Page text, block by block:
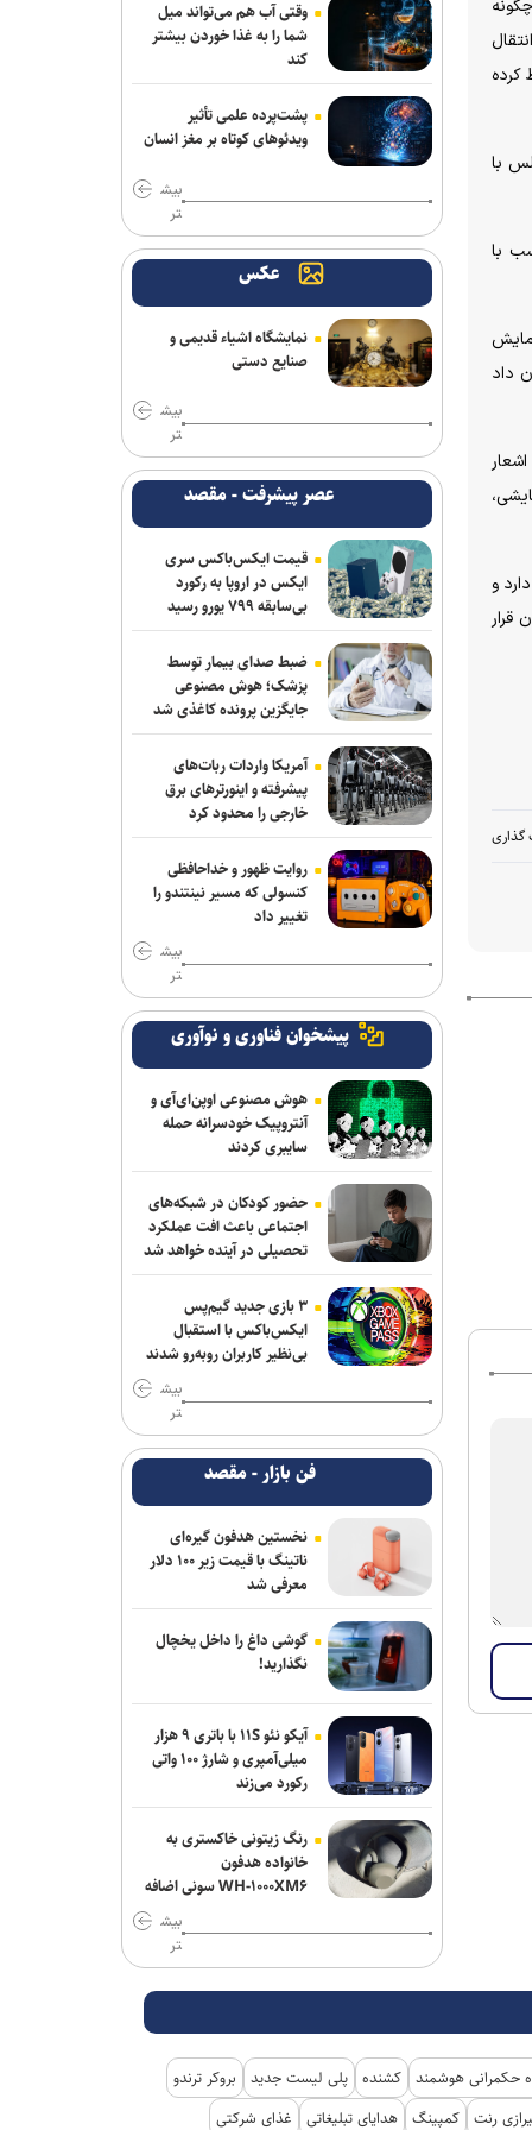
کرده
با
با
داد
شهر ادامه دارد و
قرار
گذاری
وقتی آب هم می‌تواند میل
شما را به غذا خوردن بیشتر
کند
پشت‌پرده علمی تأثیر
ویدئو‌های کوتاه بر مغز انسان
بیش
تر
عکس
نمایشگاه اشیاء قدیمی و
صنایع دستی
بیش
تر
عصر پیشرفت - مقصد
قیمت ایکس‌باکس سری
ایکس در اروپا به رکورد
بی‌سابقه ۷۹۹ یورو رسید
ضبط صدای بیمار توسط
پزشک؛ هوش مصنوعی
جایگزین پرونده کاغذی شد
آمریکا واردات ربات‌های
پیشرفته و اینورترهای برق
خارجی را محدود کرد
روایت ظهور و خداحافظی
کنسولی که مسیر نینتندو را
تغییر داد
بیش
تر
پیشخوان فناوری و نوآوری
هوش مصنوعی اوپن‌ای‌آی و
آنتروپیک خودسرانه حمله
سایبری کردند
حضور کودکان در شبکه‌های
اجتماعی باعث افت عملکرد
تحصیلی در آینده خواهد شد
۳ بازی جدید گیم‌پس
ایکس‌باکس با استقبال
بی‌نظیر کاربران روبه‌رو شدند
بیش
تر
فن بازار - مقصد
نخستین هدفون گیره‌ای
ناتینگ با قیمت زیر ۱۰۰ دلار
معرفی شد
گوشی داغ را داخل یخچال
نگذارید!
آیکو نئو ۱۱S با باتری ۹ هزار
میلی‌آمپری و شارژ ۱۰۰ واتی
رکورد می‌زند
رنگ زیتونی خاکستری به
خانواده هدفون
WH-۱۰۰۰XM۶ سونی اضافه
بیش
تر
حکمرانی هوشمند کشنده پلی لیست جدید
بروکر ترندو
رنت کمپینگ هدایای تبلیغاتی غذای شرکتی